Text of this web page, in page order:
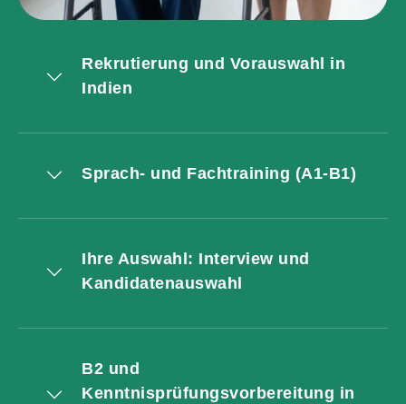
Rekrutierung und Vorauswahl in
Indien
Sprach- und Fachtraining (A1-B1)
Ihre Auswahl: Interview und
Kandidatenauswahl
B2 und
Kenntnisprüfungsvorbereitung in